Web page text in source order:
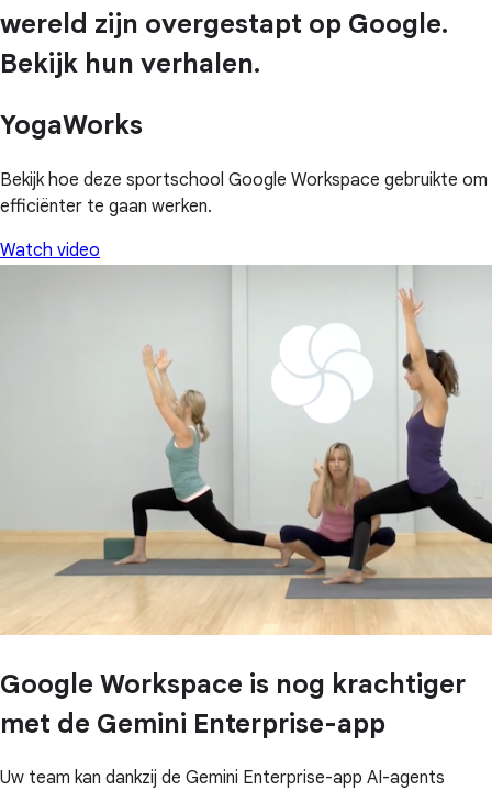
wereld zijn overgestapt op Google.
Bekijk hun verhalen.
YogaWorks
Bekijk hoe deze sportschool Google Workspace gebruikte om
efficiënter te gaan werken.
Watch video
Google Workspace is nog krachtiger
met de Gemini Enterprise-app
Uw team kan dankzij de Gemini Enterprise-app AI-agents